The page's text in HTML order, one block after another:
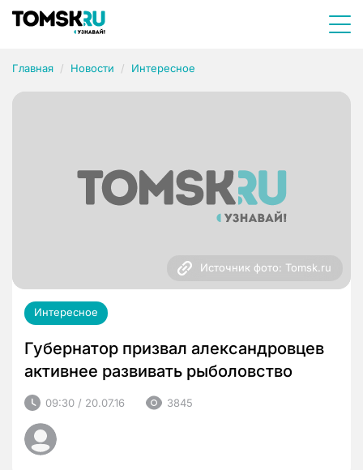
Главная Новости Интересное
Источник фото: Tomsk.ru
Интересное
Губернатор призвал александровцев
активнее развивать рыболовство
09:30 / 20.07.16 3845